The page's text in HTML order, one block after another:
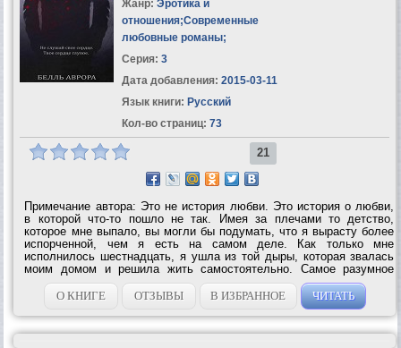
Жанр: Эротика и
отношения;Современные
любовные романы;
Серия: 3
Дата добавления: 2015-03-11
Язык книги: Русский
Кол-во страниц: 73
21
Примечание автора: Это не история любви. Это история о любви,
в которой что-то пошло не так. Имея за плечами то детство,
которое мне выпало, вы могли бы подумать, что я вырасту более
испорченной, чем я есть на самом деле. Как только мне
исполнилось шестнадцать, я ушла из той дыры, которая звалась
моим домом и решила жить самостоятельно. Самое разумное
решение в моей жизни. Сейчас, когда мне двадцать шесть, я
образована и имею работу, в...
О КНИГЕ ОТЗЫВЫ В ИЗБРАННОЕ ЧИТАТЬ